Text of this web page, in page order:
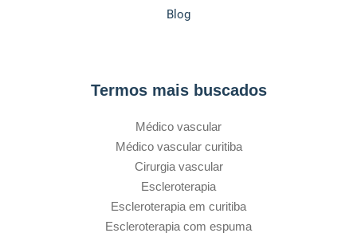
Blog
Termos mais buscados
Médico vascular
Médico vascular curitiba
Cirurgia vascular
Escleroterapia
Escleroterapia em curitiba
Escleroterapia com espuma